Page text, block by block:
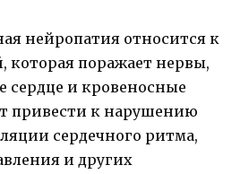
нейропатия относится к
которая поражает нервы,
и кровеносные
привести к нарушению
сердечного ритма,
и других